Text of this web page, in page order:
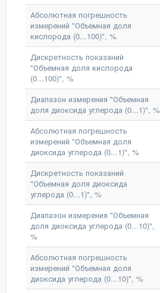
Абсолютная погрешность
измерений "Объемная доля
кислорода (0...100)", %
Дискретность показаний
"Объемная доля кислорода
(0...100)", %
Диапазон измерения "Объемная
доля диоксида углерода (0...1)", %
Абсолютная погрешность
измерений "Объемная доля
диоксида углерода (0...1)", %
Дискретность показаний
"Объемная доля диоксида
углерода (0...1)", %
Диапазон измерения "Объемная
доля диоксида углерода (0...10)",
%
Абсолютная погрешность
измерений "Объемная доля
диоксида углерода (0...10)", %